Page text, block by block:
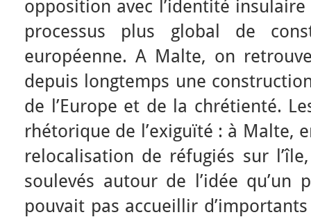
opposition avec l’identité
processus plus global de
européenne. A Malte, on
depuis longtemps une
de l’Europe et de la chrétienté.
rhétorique de l’exiguïté : à Malte,
relocalisation de réfugiés sur
soulevés autour de l’idée qu’un
pouvait pas accueillir